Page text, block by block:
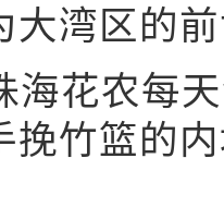
大湾区的
花农每天
挽竹篮的